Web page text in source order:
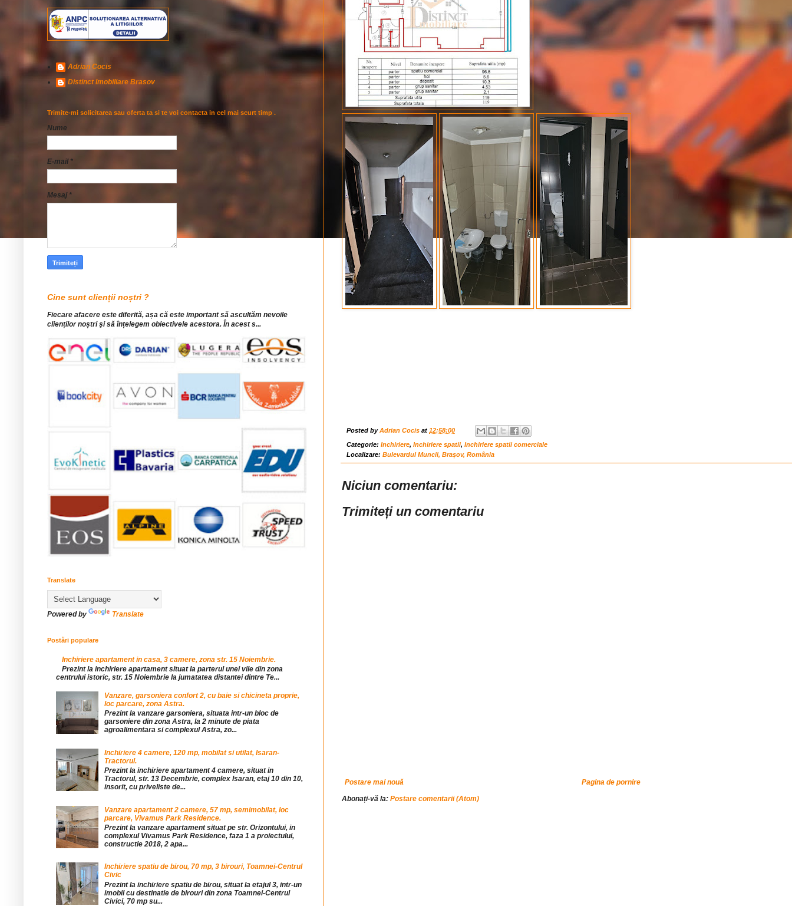
Posted byAdrian Cocis at 12:58:00
Categorie: Inchiriere, Inchiriere spatii, Inchiriere spatii comerciale
Localizare: Bulevardul Muncii, Brașov, România
Niciun comentariu:
Trimiteți un comentariu
Postare mai nouă
Pagina de pornire
Abonați-vă la: Postare comentarii (Atom)
Adrian Cocis
Distinct Imobiliare Brasov
Trimite-mi solicitarea sau oferta ta si te voi contacta in cel mai scurt timp .
Nume
E-mail *
Mesaj *
Cine sunt clienții noștri ?
Fiecare afacere este diferită, așa că este important să ascultăm nevoile
clienților noștri şi să înțelegem obiectivele acestora. În acest s...
Translate
Powered by Translate
Postări populare
Inchiriere apartament in casa, 3 camere, zona str. 15 Noiembrie.
Prezint la inchiriere apartament situat la parterul unei vile din zona
centrului istoric, str. 15 Noiembrie la jumatatea distantei dintre Te...
Vanzare, garsoniera confort 2, cu baie si chicineta proprie,
loc parcare, zona Astra.
Prezint la vanzare garsoniera, situata intr-un bloc de
garsoniere din zona Astra, la 2 minute de piata
agroalimentara si complexul Astra, zo...
Inchiriere 4 camere, 120 mp, mobilat si utilat, Isaran-
Tractorul.
Prezint la inchiriere apartament 4 camere, situat in
Tractorul, str. 13 Decembrie, complex Isaran, etaj 10 din 10,
insorit, cu priveliste de...
Vanzare apartament 2 camere, 57 mp, semimobilat, loc
parcare, Vivamus Park Residence.
Prezint la vanzare apartament situat pe str. Orizontului, in
complexul Vivamus Park Residence, faza 1 a proiectului,
constructie 2018, 2 apa...
Inchiriere spatiu de birou, 70 mp, 3 birouri, Toamnei-Centrul
Civic
Prezint la inchiriere spatiu de birou, situat la etajul 3, intr-un
imobil cu destinatie de birouri din zona Toamnei-Centrul
Civici, 70 mp su...